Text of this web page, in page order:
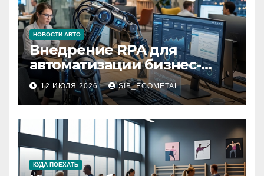
НОВОСТИ АВТО
Внедрение RPA для
автоматизации бизнес-
процессов
12 ИЮЛЯ 2026 SIB_ECOMETAL
КУДА ПОЕХАТЬ